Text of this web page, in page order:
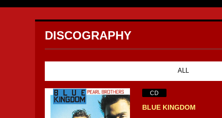
DISCOGRAPHY
ALL
CD
BLUE KINGDOM